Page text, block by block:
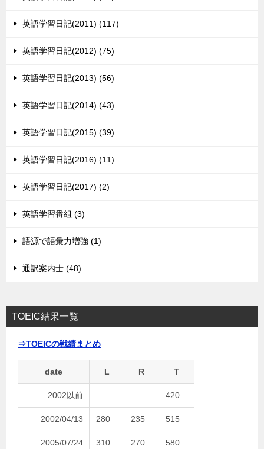
英語学習日記(2011) (117)
英語学習日記(2012) (75)
英語学習日記(2013) (56)
英語学習日記(2014) (43)
英語学習日記(2015) (39)
英語学習日記(2016) (11)
英語学習日記(2017) (2)
英語学習番組 (3)
語源で語彙力増強 (1)
通訳案内士 (48)
TOEIC結果一覧
⇒TOEICの戦績まとめ
date L R T
2002以前 420
2002/04/13 280 235 515
2005/07/24 310 270 580